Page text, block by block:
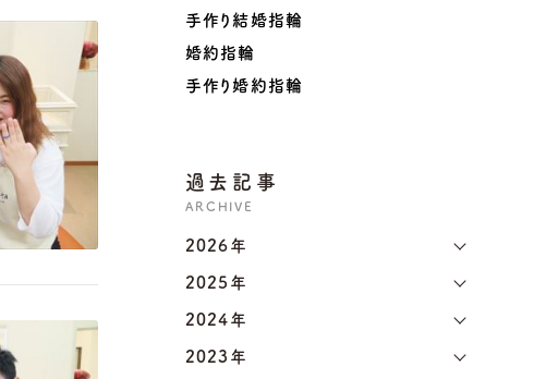
手作り結婚指輪
婚約指輪
手作り婚約指輪
過去記事
ARCHIVE
2026年
2025年
2024年
2023年